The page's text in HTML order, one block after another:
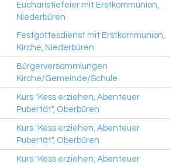
Eucharistiefeier mit Erstkommunion,
Niederbüren
Festgottesdienst mit Erstkommunion,
Kirche, Niederbüren
Bürgerversammlungen
Kirche/Gemeinde/Schule
Kurs "Kess erziehen, Abenteuer
Pubertät", Oberbüren
Kurs "Kess erziehen, Abenteuer
Pubertät", Oberbüren
Kurs "Kess erziehen, Abenteuer